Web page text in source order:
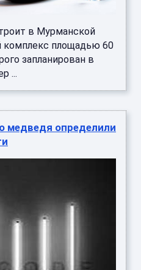
в Мурманской
комплекс площадью 60
запланирован в
...
медведя определили